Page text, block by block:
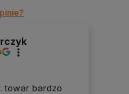
towar bardzo